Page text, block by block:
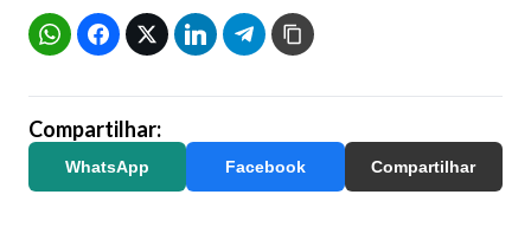
Compartilhar:
WhatsApp Facebook Compartilhar